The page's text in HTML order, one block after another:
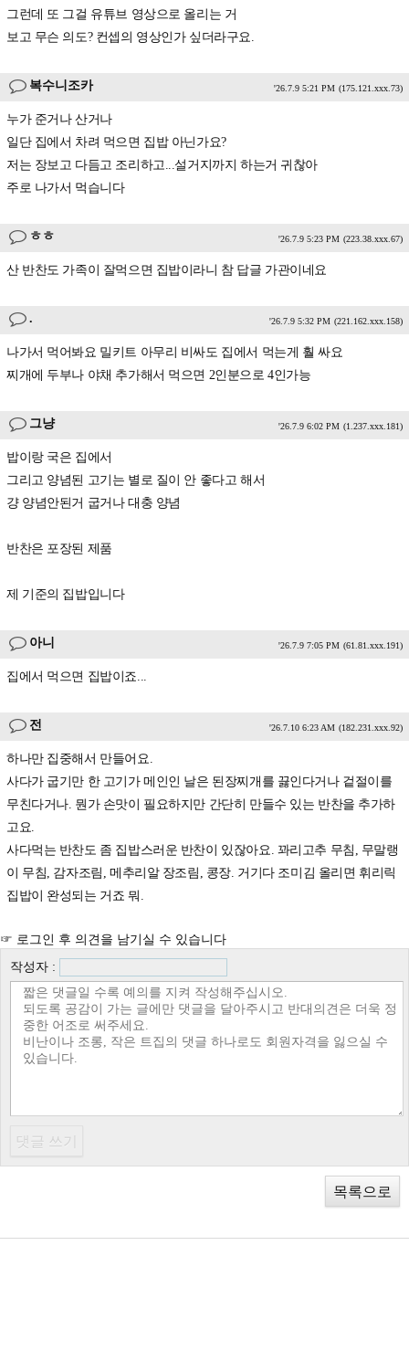
그런데 또 그걸 유튜브 영상으로 올리는 거
보고 무슨 의도? 컨셉의 영상인가 싶더라구요.
복수니조카 '26.7.9 5:21 PM (175.121.xxx.73)
누가 준거나 산거나
일단 집에서 차려 먹으면 집밥 아닌가요?
저는 장보고 다듬고 조리하고...설거지까지 하는거 귀찮아
주로 나가서 먹습니다
ㅎㅎ '26.7.9 5:23 PM (223.38.xxx.67)
산 반찬도 가족이 잘먹으면 집밥이라니 참 답글 가관이네요
. '26.7.9 5:32 PM (221.162.xxx.158)
나가서 먹어봐요 밀키트 아무리 비싸도 집에서 먹는게 훨 싸요
찌개에 두부나 야채 추가해서 먹으면 2인분으로 4인가능
그냥 '26.7.9 6:02 PM (1.237.xxx.181)
밥이랑 국은 집에서
그리고 양념된 고기는 별로 질이 안 좋다고 해서
걍 양념안된거 굽거나 대충 양념
반찬은 포장된 제품
제 기준의 집밥입니다
아니 '26.7.9 7:05 PM (61.81.xxx.191)
집에서 먹으면 집밥이죠...
전 '26.7.10 6:23 AM (182.231.xxx.92)
하나만 집중해서 만들어요.
사다가 굽기만 한 고기가 메인인 날은 된장찌개를 끓인다거나 겉절이를
무친다거나. 뭔가 손맛이 필요하지만 간단히 만들수 있는 반찬을 추가하
고요.
사다먹는 반찬도 좀 집밥스러운 반찬이 있잖아요. 꽈리고추 무침, 무말랭
이 무침, 감자조림, 메추리알 장조림, 콩장. 거기다 조미김 올리면 휘리릭
집밥이 완성되는 거죠 뭐.
☞ 로그인 후 의견을 남기실 수 있습니다
작성자 :
목록으로